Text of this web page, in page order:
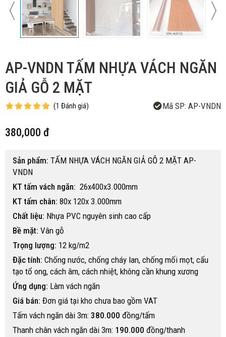
AP-VNDN TẤM NHỰA VÁCH NGĂN
GIẢ GỖ 2 MẶT
(1 Đánh giá) Mã SP: AP-VNDN
380,000 đ
Sản phẩm: TẤM NHỰA VÁCH NGĂN GIẢ GỖ 2 MẶT AP-
VNDN
KT tấm vách ngăn: 26x400x3.000mm
KT tấm chân: 80x 120x 3.000mm
Chất liệu: Nhựa PVC nguyên sinh cao cấp
Bề mặt: Vân gỗ
Trọng lượng: 12 kg/m2
Đặc tính: Chống nước, chống cháy lan, chống mối mọt, cấu
tạo tổ ong, cách âm, cách nhiệt, không cần khung xương
Ứng dụng: Làm vách ngăn
Giá bán: Đơn giá tại kho chưa bao gồm VAT
Tấm vách ngăn dài 3m: 380.000 đồng/tấm
Thanh chân vách ngăn dài 3m: 190.000 đồng/thanh